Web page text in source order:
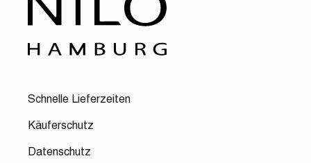
Schnelle Lieferzeiten
Käuferschutz
Datenschutz